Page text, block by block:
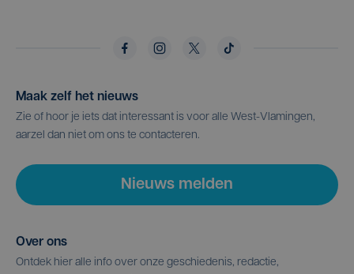
Maak zelf het nieuws
Zie of hoor je iets dat interessant is voor alle West-Vlamingen,
aarzel dan niet om ons te contacteren.
Nieuws melden
Over ons
Ontdek hier alle info over onze geschiedenis, redactie,